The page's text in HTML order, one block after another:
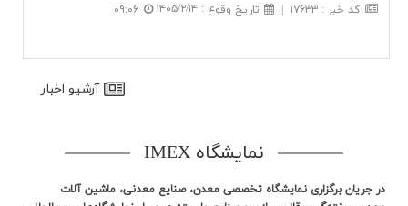
کد خبر : ۱۷۶۳۳ تاريخ وقوع : ۱۴۰۵/۲/۱۴ ۰۹:۰۶
آرشيو اخبار
نمایشگاه IMEX
در جریان برگزاری نمایشگاه تخصصی معدن، صنايع معدني، ماشين آلات